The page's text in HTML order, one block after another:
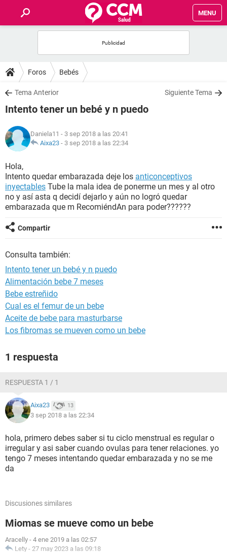
MENU
FOROS
SALUD
NUTRICIÓN
BIENESTAR
SEXUALIDAD
GLOSARIO
Foros Bebés
Tema Anterior Siguiente Tema
Intento tener un bebé y n puedo
Daniela11 - 3 sep 2018 a las 20:41
Aixa23 - 3 sep 2018 a las 22:34
Hola,
Intento quedar embarazada deje los anticonceptivos
inyectables Tube la mala idea de ponerme un mes y al otro
no y así asta q decidí dejarlo y aún no logró quedar
embarazada que m RecomiéndAn para poder??????
Compartir
Consulta también:
Intento tener un bebé y n puedo
Alimentación bebe 7 meses
Bebe estreñido
Cual es el femur de un bebe
Aceite de bebe para masturbarse
Los fibromas se mueven como un bebe
1 respuesta
RESPUESTA 1 / 1
Aixa23 13
3 sep 2018 a las 22:34
hola, primero debes saber si tu ciclo menstrual es regular o
irregular y asi saber cuando ovulas para tener relaciones. yo
tengo 7 meses intentando quedar embarazada y no se me
da
Discusiones similares
Miomas se mueve como un bebe
Aracelly - 4 ene 2019 a las 02:57
Lety - 27 may 2023 a las 09:18